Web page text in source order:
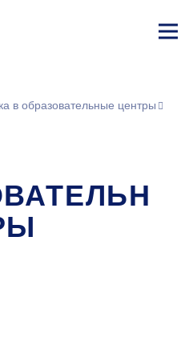
ине
в образовательные центры